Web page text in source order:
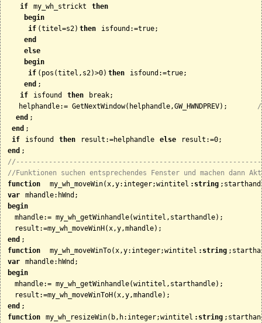
if
my_wh_strickt
then
begin
if (titel=s2) then
isfound:=true;
end
else
begin
if (pos(titel,s2)>0) then
isfound:=true;
end ;
if
isfound then
break;
   helphandle:= GetNextWindow(helphandle,GW_HWNDPREV);
end ;
end ;
if
isfound then result:=helphandle else
end
//Funktionen suchen entsprechendes Fenster und machen dann
function
  my_wh_moveWin(x,y:integer;wintitel
:string
var
begin
  mhandle:= my_wh_getWinhandle(wintitel,starthandle);
end
function
  my_wh_moveWinTo(x,y:integer;wintitel
:string
var
begin
  mhandle:= my_wh_getWinhandle(wintitel,starthandle);
end
function
my_wh_resizeWin(b,h:integer;wintitel :string